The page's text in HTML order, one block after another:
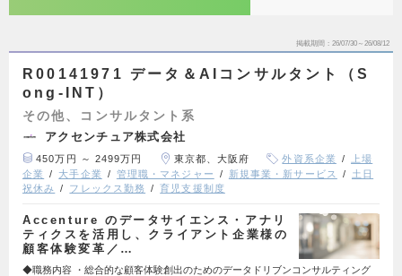
掲載期間 26/07/30～26/08/12
R00141971 データ＆AIコンサルタント（S
ong-INT）
その他、コンサルタント系
アクセンチュア株式会社
450万円 ～ 2499万円 東京都、大阪府 外資系企業
上場
企業
大手企業 管理職・マネジャー 新規事業・新サービス
土日
祝休み
フレックス勤務 育児支援制度
Accenture のデータサイエンス・アナリ
ティクスを活用し、クライアント企業様の
顧客体験変革／…
◆職務内容 ・総合的な顧客体験創出のためのデータドリブンコンサルティング